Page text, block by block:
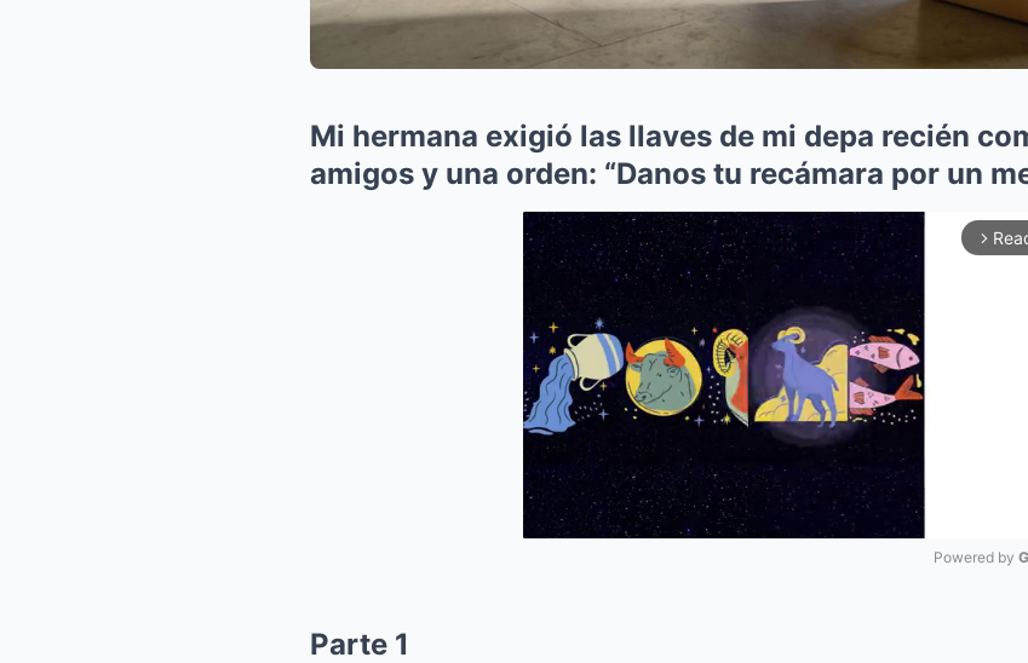
Mi hermana exigió las llaves de mi depa recién
amigos y una orden: “Danos tu recámara por un
arrow_forward_ios
Powered by
Parte 1